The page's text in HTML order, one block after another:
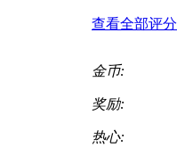
查看全部评分
金币:
奖励:
热心: